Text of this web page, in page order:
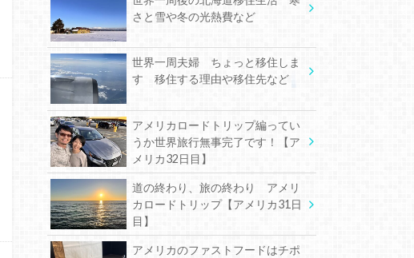
さと雪や冬の光熱費など
世界一周夫婦 ちょっと移住しま
す 移住する理由や移住先など
アメリカロードトリップ編ってい
うか世界旅行無事完了です！【ア
メリカ32日目】
道の終わり、旅の終わり アメリ
カロードトリップ【アメリカ31日
目】
アメリカのファストフードはチポ